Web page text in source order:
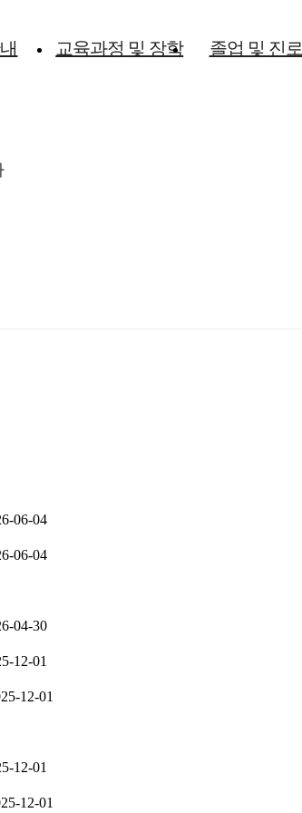
교육과정 및 장학 졸업 및 진로
06-04
06-04
04-30
12-01
12-01
12-01
12-01